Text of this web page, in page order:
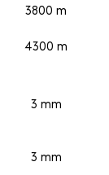
3800 m
4300 m
3 mm
3 mm